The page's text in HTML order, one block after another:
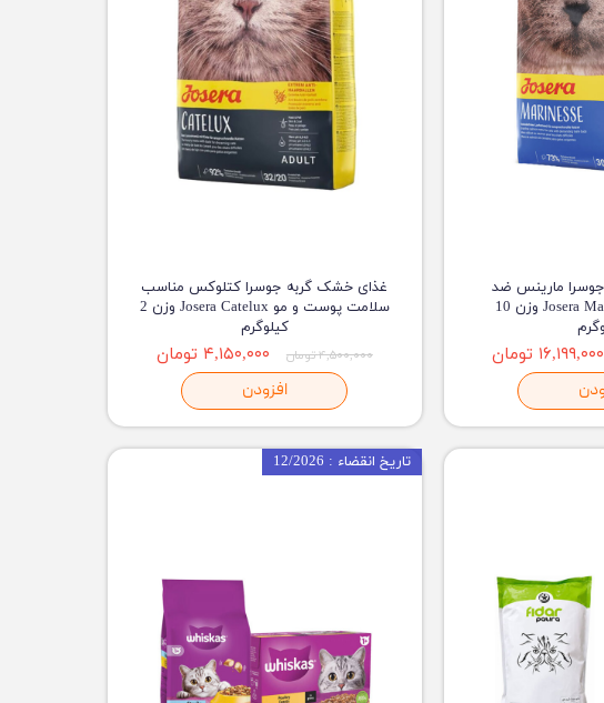
مارینس ضد
حساسیت Josera Marinesse وزن 10
۱۶,۱۹۹,۰۰۰ تومان
غذای خشک گربه جوسرا کتلوکس مناسب
سلامت پوست و مو Josera Catelux وزن 2
کیلوگرم
۴,۵۰۰,۰۰۰ تومان ۴,۱۵۰,۰۰۰ تومان
افزودن
تاریخ انقضاء : 12/2026